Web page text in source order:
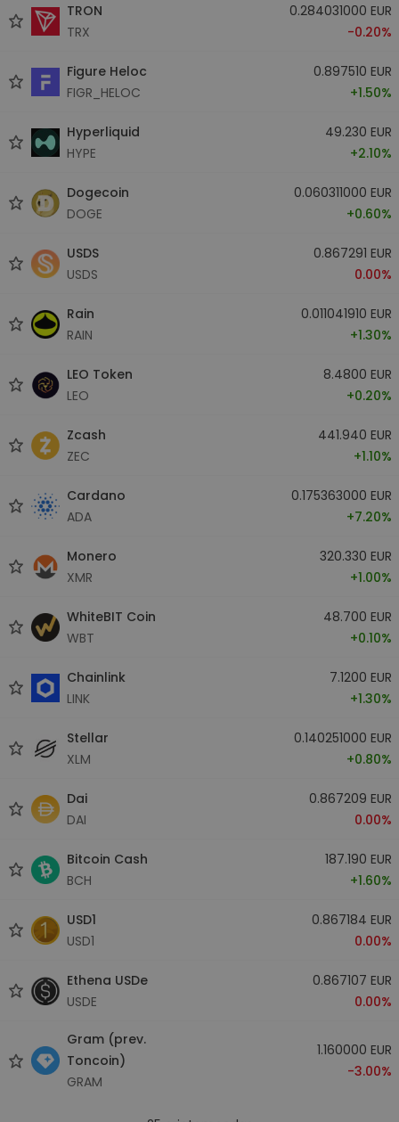
TRON
TRX
0.284031000 EUR
-0.20%
Figure Heloc
FIGR_HELOC
0.897510 EUR
+1.50%
Hyperliquid
HYPE
49.230 EUR
+2.10%
Dogecoin
DOGE
0.060311000 EUR
+0.60%
USDS
USDS
0.867291 EUR
0.00%
Rain
RAIN
0.011041910 EUR
+1.30%
LEO Token
LEO
8.4800 EUR
+0.20%
Zcash
ZEC
441.940 EUR
+1.10%
Cardano
ADA
0.175363000 EUR
+7.20%
Monero
XMR
320.330 EUR
+1.00%
WhiteBIT Coin
WBT
48.700 EUR
+0.10%
Chainlink
LINK
7.1200 EUR
+1.30%
Stellar
XLM
0.140251000 EUR
+0.80%
Dai
DAI
0.867209 EUR
0.00%
Bitcoin Cash
BCH
187.190 EUR
+1.60%
USD1
USD1
0.867184 EUR
0.00%
Ethena USDe
USDE
0.867107 EUR
0.00%
Gram (prev.
Toncoin)
GRAM
1.160000 EUR
-3.00%